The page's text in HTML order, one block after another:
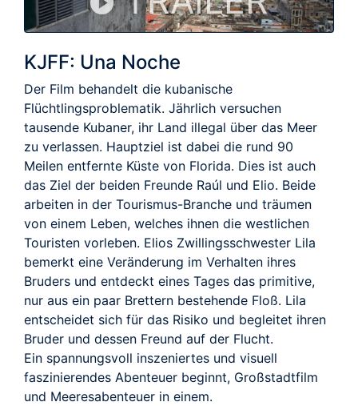
KJFF: Una Noche
Der Film behandelt die kubanische
Flüchtlingsproblematik. Jährlich versuchen
tausende Kubaner, ihr Land illegal über das Meer
zu verlassen. Hauptziel ist dabei die rund 90
Meilen entfernte Küste von Florida. Dies ist auch
das Ziel der beiden Freunde Raúl und Elio. Beide
arbeiten in der Tourismus-Branche und träumen
von einem Leben, welches ihnen die westlichen
Touristen vorleben. Elios Zwillingsschwester Lila
bemerkt eine Veränderung im Verhalten ihres
Bruders und entdeckt eines Tages das primitive,
nur aus ein paar Brettern bestehende Floß. Lila
entscheidet sich für das Risiko und begleitet ihren
Bruder und dessen Freund auf der Flucht.
Ein spannungsvoll inszeniertes und visuell
faszinierendes Abenteuer beginnt, Großstadtfilm
und Meeresabenteuer in einem.